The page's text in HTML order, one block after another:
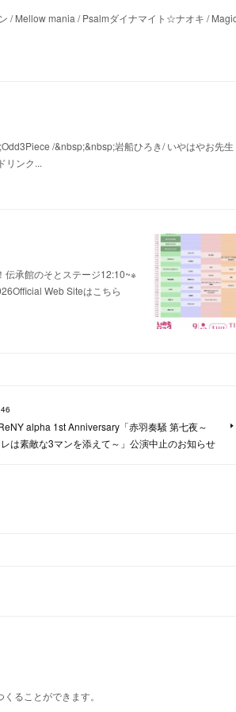
/ Mellow mania / Psalmダイナマイト☆ナオキ /
/&nbsp;&nbsp;岩船ひろき/ いやはやお先生
リンク...
伝承館のそとステージ12:10~※
Web Siteはこちら
alpha 1st Anniversary「赤羽奏騒 第七夜～
は素敵な3マンを添えて～」公演中止のお知らせ
ることができます。